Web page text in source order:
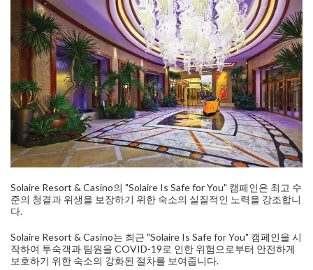
Solaire Resort & Casino의 "Solaire Is Safe for You" 캠페인은 최고 수
준의 청결과 위생을 보장하기 위한 숙소의 실질적인 노력을 강조합니
다.
Solaire Resort & Casino는 최근 "Solaire Is Safe for You" 캠페인을 시
작하여 투숙객과 팀원을 COVID-19로 인한 위험으로부터 안전하게
보호하기 위한 숙소의 강화된 절차를 보여줍니다.